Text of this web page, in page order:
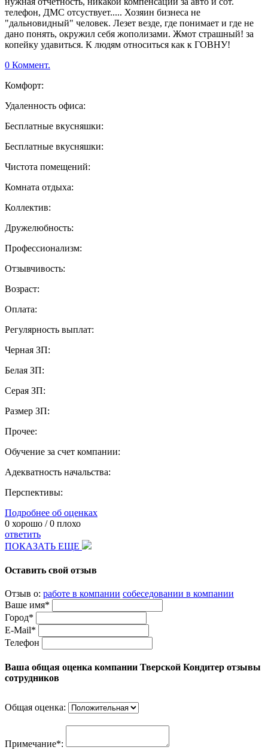
телефон, ДМС отсуствует..... Хозяин бизнеса не
"дальновидный" человек. Лезет везде, где понимает и где не
дано понять, окружил себя жополизами. Жмот страшный! за
копейку удавиться. К людям относиться как к ГОВНУ!
0 Коммент.
Комфорт:
Удаленность офиса:
Бесплатные вкусняшки:
Бесплатные вкусняшки:
Чистота помещений:
Комната отдыха:
Коллектив:
Дружелюбность:
Профессионализм:
Отзывчивость:
Возраст:
Оплата:
Регулярность выплат:
Черная ЗП:
Белая ЗП:
Серая ЗП:
Размер ЗП:
Прочее:
Обучение за счет компании:
Адекватность начальства:
Перспективы:
Подробнее об оценках
0 хорошо /0 плохо
ответить
ПОКАЗАТЬ ЕЩЕ
Оставить свой отзыв
Отзыв о: работе в компании собеседовании в компании
Ваше имя*
Город*
E-Mail*
Телефон
Ваша общая оценка компании Тверской Кондитер отзывы
сотрудников
Общая оценка:
Примечание*: